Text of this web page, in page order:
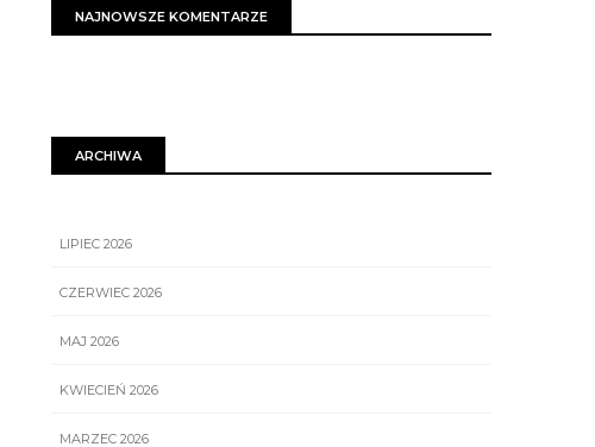
NAJNOWSZE KOMENTARZE
ARCHIWA
LIPIEC 2026
CZERWIEC 2026
MAJ 2026
KWIECIEŃ 2026
MARZEC 2026